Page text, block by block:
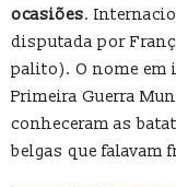
ocasiões.
disputada por
palito). O nome em
Primeira Guerra
conheceram as
belgas que falavam